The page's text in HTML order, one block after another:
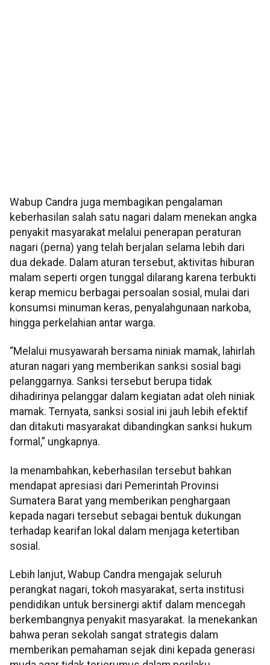
Wabup Candra juga membagikan pengalaman
keberhasilan salah satu nagari dalam menekan angka
penyakit masyarakat melalui penerapan peraturan
nagari (perna) yang telah berjalan selama lebih dari
dua dekade. Dalam aturan tersebut, aktivitas hiburan
malam seperti orgen tunggal dilarang karena terbukti
kerap memicu berbagai persoalan sosial, mulai dari
konsumsi minuman keras, penyalahgunaan narkoba,
hingga perkelahian antar warga.
“Melalui musyawarah bersama niniak mamak, lahirlah
aturan nagari yang memberikan sanksi sosial bagi
pelanggarnya. Sanksi tersebut berupa tidak
dihadirinya pelanggar dalam kegiatan adat oleh niniak
mamak. Ternyata, sanksi sosial ini jauh lebih efektif
dan ditakuti masyarakat dibandingkan sanksi hukum
formal,” ungkapnya.
Ia menambahkan, keberhasilan tersebut bahkan
mendapat apresiasi dari Pemerintah Provinsi
Sumatera Barat yang memberikan penghargaan
kepada nagari tersebut sebagai bentuk dukungan
terhadap kearifan lokal dalam menjaga ketertiban
sosial.
Lebih lanjut, Wabup Candra mengajak seluruh
perangkat nagari, tokoh masyarakat, serta institusi
pendidikan untuk bersinergi aktif dalam mencegah
berkembangnya penyakit masyarakat. Ia menekankan
bahwa peran sekolah sangat strategis dalam
memberikan pemahaman sejak dini kepada generasi